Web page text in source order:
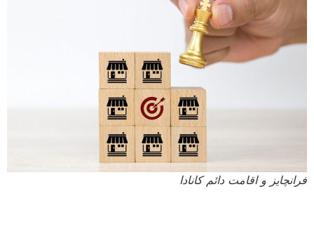
فرانچایز و اقامت دائم کانادا